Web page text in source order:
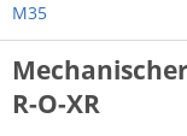
M35
R-O-XR